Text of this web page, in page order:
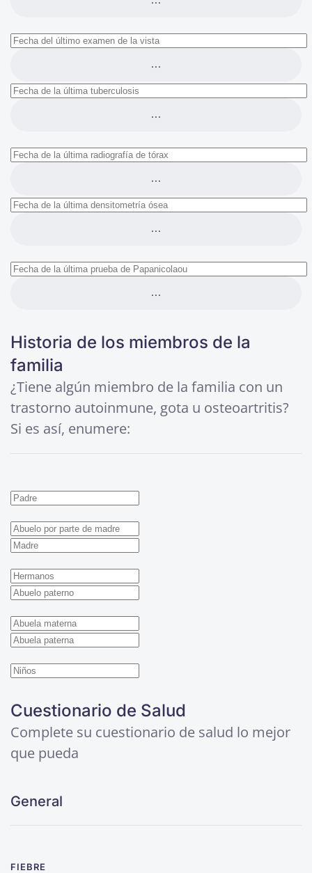
...
...
...
...
...
Historia de los miembros de la
familia
¿Tiene algún miembro de la familia con un
trastorno autoinmune, gota u osteoartritis?
Si es así, enumere:
Cuestionario de Salud
Complete su cuestionario de salud lo mejor
que pueda
General
FIEBRE